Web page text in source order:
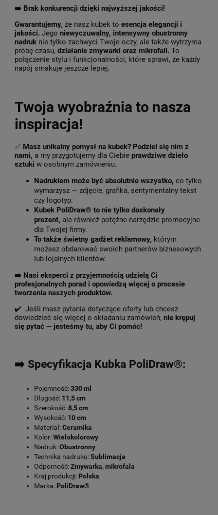
➡️ Brak konkurencji dzięki najwyższej jakości!
Gwarantujemy, że nasz kubek to esencja elegancji i
jakości. Jego niewyczuwalny, intensywny obustronny
nadruk nie tylko zachwyci Twoje oczy, ale także wytrzyma
próbę czasu, działanie zmywarki oraz mikrofali. To
połączenie stylu i funkcjonalności, które sprawi, że każdy
napój smakuje jeszcze lepiej.
Twoja wyobraźnia to nasza
inspiracja!
✅ Masz unikalny pomysł na kubek? Podziel się nim z
nami, a my przygotujemy dla Ciebie prawdziwe dzieło
sztuki w osobnym zamówieniu.
Nadrukiem może być absolutnie wszystko, co tylko
wymarzysz — zdjęcie, grafika, sentymentalny tekst
czy logotyp.
Kubek PoliDraw® to nie tylko doskonały
prezent, ale również potężne narzędzie promocyjne
dla Twojej firmy.
To także świetny gadżet reklamowy, którym
możesz obdarować swoich partnerów biznesowych
lub lojalnych klientów.
➡️ Nasi eksperci z przyjemnością udzielą Ci
profesjonalnych porad i opowiedzą więcej o procesie
tworzenia naszych produktów.
✔️ Jeśli masz pytania dotyczące oferty lub chcesz
dowiedzieć się więcej o składaniu zamówień, nie krępuj
się pytać — jesteśmy tu, aby Ci pomóc!
➡️ Specyfikacja Kubka PoliDraw®:
Pojemność:330 ml
Długość: 11,5 cm
Szerokość:8,5 cm
Wysokość: 10 cm
Materiał:Ceramika
Kolor:Wielokolorowy
Nadruk:Obustronny
Technika nadruku:Sublimacja
Odporność:Zmywarka, mikrofala
Kraj produkcji: Polska
Marka: PoliDraw®